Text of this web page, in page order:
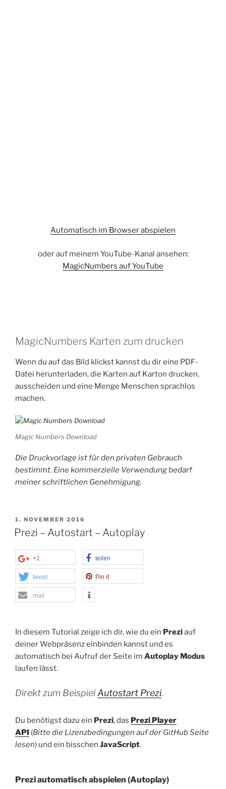
Automatisch im Browser abspielen
oder auf meinem YouTube-Kanal ansehen:
MagicNumbers auf YouTube
MagicNumbers Karten zum drucken
Wenn du auf das Bild klickst kannst du dir eine PDF-
Datei herunterladen, die Karten auf Karton drucken,
ausscheiden und eine Menge Menschen sprachlos
machen.
Magic Numbers Download
Die Druckvorlage ist für den privaten Gebrauch
bestimmt. Eine kommerzielle Verwendung bedarf
meiner schriftlichen Genehmigung.
VERÖFFENTLICHT
AM
1. NOVEMBER 2016
Prezi – Autostart – Autoplay
+1 teilen
tweet Pin it
mail
In diesem Tutorial zeige ich dir, wie du ein Preziauf
deiner Webpräsenz einbinden kannst und es
automatisch bei Aufruf der Seite im Autoplay Modus
laufen lässt.
Direkt zum BeispielAutostart Prezi.
Du benötigst dazu ein Prezi, das Prezi Player
API (Bitte die Lizenzbedingungen auf der GitHub Seite
lesen) und ein bisschen JavaScript.
Prezi automatisch abspielen (Autoplay)